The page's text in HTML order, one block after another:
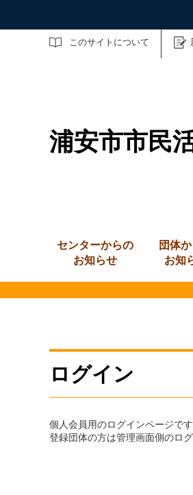
このサイトについて
サイト内検索
浦安市市民
センターからの
お知らせ
団体
お知
ログイン
個人会員用のログインページです
登録団体の方は管理画面側のロ